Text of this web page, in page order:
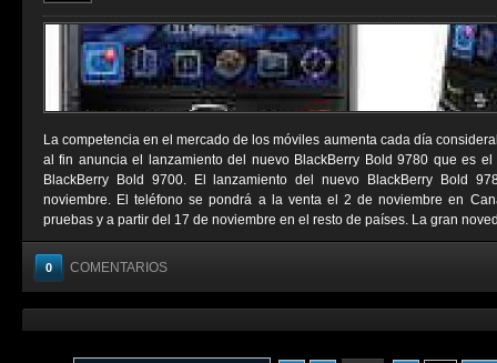
La competencia en el mercado de los móviles aumenta cada día
al fin anuncia el lanzamiento del nuevo BlackBerry Bold 9780 que es
BlackBerry Bold 9700. El lanzamiento del nuevo BlackBerry Bold
noviembre. El teléfono se pondrá a la venta el 2 de noviembre en
pruebas y a partir del 17 de noviembre en el resto de países. La gran
0 COMENTARIOS